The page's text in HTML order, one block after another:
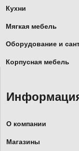
Кухни
Мягкая мебель
Оборудование и
Корпусная мебель
О компании
Магазины